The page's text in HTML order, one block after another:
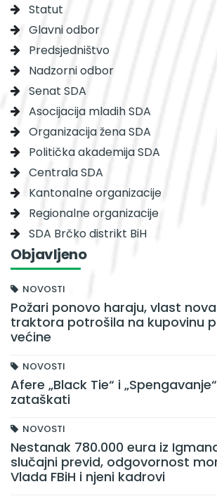
Statut
Glavni odbor
Predsjedništvo
Nadzorni odbor
Senat SDA
Asocijacija mladih SDA
Organizacija žena SDA
Politička akademija SDA
Centrala SDA
Kantonalne organizacije
Regionalne organizacije
SDA Brčko distrikt BiH
Objavljeno
NOVOSTI
Požari ponovo haraju, vlast
traktora potrošila na kupovinu
većine
NOVOSTI
Afere „Black Tie“ i
zataškati
NOVOSTI
Nestanak 780.000 eura iz
slučajni previd, odgovornost
Vlada FBiH i njeni kadrovi